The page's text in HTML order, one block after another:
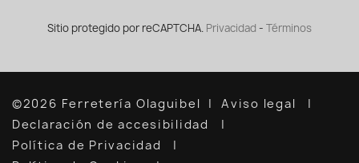
Sitio protegido por reCAPTCHA. Privacidad - Términos
©2026 Ferretería Olaguibel
Aviso legal
Declaración de accesibilidad
Política de Privacidad